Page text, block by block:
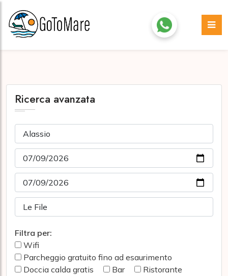
Ricerca avanzata
Filtra per:
Wifi
Parcheggio gratuito fino ad esaurimento
Doccia calda gratis
Bar
Ristorante